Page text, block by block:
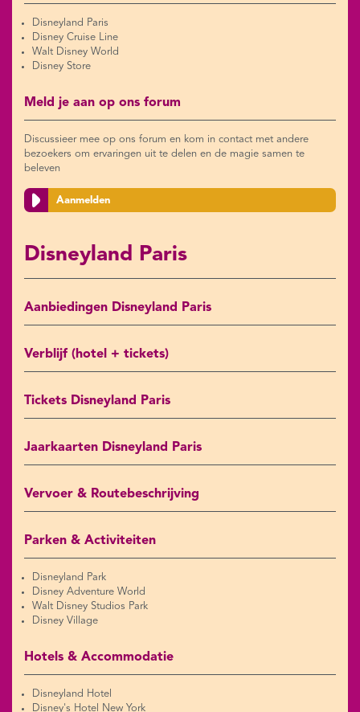
Disneyland Paris
Disney Cruise Line
Walt Disney World
Disney Store
Meld je aan op ons forum
Discussieer mee op ons forum en kom in contact met andere
bezoekers om ervaringen uit te delen en de magie samen te
beleven
Aanmelden
Disneyland Paris
Aanbiedingen Disneyland Paris
Verblijf (hotel + tickets)
Tickets Disneyland Paris
Jaarkaarten Disneyland Paris
Vervoer & Routebeschrijving
Parken & Activiteiten
Disneyland Park
Disney Adventure World
Walt Disney Studios Park
Disney Village
Hotels & Accommodatie
Disneyland Hotel
Disney's Hotel New York